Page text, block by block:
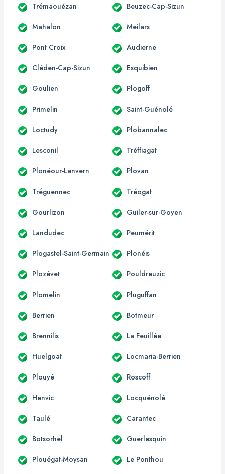
Trémaouézan Beuzec-Cap-Sizun
Mahalon Meilars
Pont Croix Audierne
Cléden-Cap-Sizun Esquibien
Goulien Plogoff
Primelin Saint-Guénolé
Loctudy Plobannalec
Lesconil Tréffiagat
Plonéour-Lanvern Plovan
Tréguennec Tréogat
Gourlizon Guiler-sur-Goyen
Landudec Peumérit
Plogastel-Saint-Germain Plonéis
Plozévet Pouldreuzic
Plomelin Pluguffan
Berrien Botmeur
Brennilis La Feuillée
Huelgoat Locmaria-Berrien
Plouyé Roscoff
Henvic Locquénolé
Taulé Carantec
Botsorhel Guerlesquin
Plouégat-Moysan Le Ponthou